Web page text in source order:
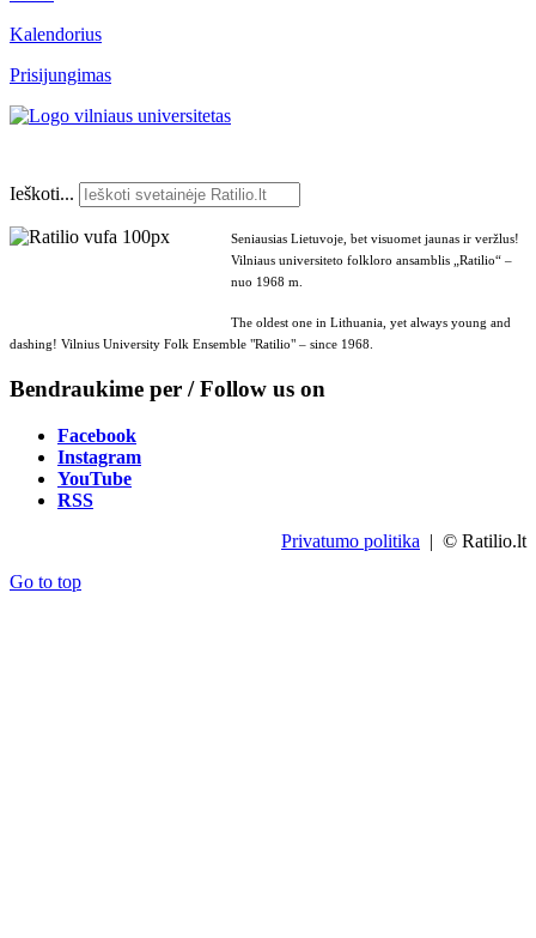
Kalendorius
Prisijungimas
Ieškoti...
Seniausias Lietuvoje, bet visuomet jaunas ir veržlus!
Vilniaus universiteto folkloro ansamblis „Ratilio“ –
nuo 1968 m.
The oldest one in Lithuania, yet always young and
dashing! Vilnius University Folk Ensemble "Ratilio" – since 1968.
Bendraukime per / Follow us on
Facebook
Instagram
YouTube
RSS
Privatumo politika | © Ratilio.lt
Go to top